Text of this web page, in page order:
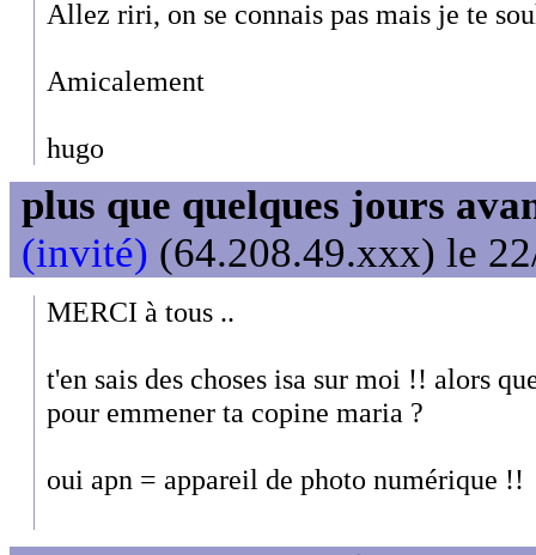
Allez riri, on se connais pas mais je te
Amicalement
hugo
plus que quelques jours
(invité) (64.208.49.xxx) le
MERCI à tous ..
t'en sais des choses isa sur moi !! alors
pour emmener ta copine maria ?
oui apn = appareil de photo numérique !!